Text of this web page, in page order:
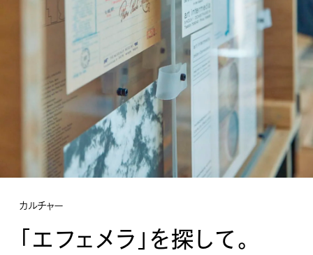
カルチャー
「エフェメラ」を探して。